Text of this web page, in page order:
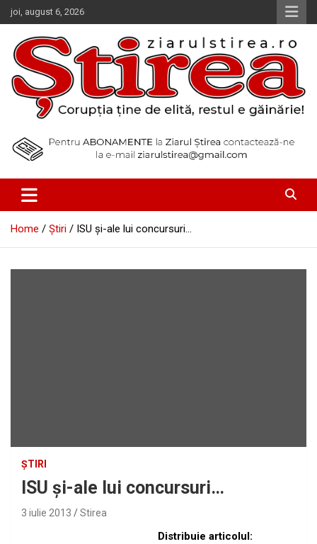
Skip
to
content
joi, august 6, 2026
Ziarul Știrea
Home Știri ISU şi-ale lui concursuri…
ȘTIRI
ISU şi-ale lui concursuri…
3 iulie 2013 Stirea
Distribuie articolul: